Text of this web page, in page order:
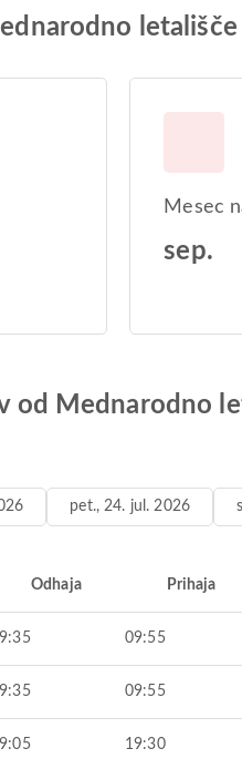
Mesec
sep.
od Mednarodno
pet., 24. jul. 2026
Odhaja Prihaja
09:55
09:55
19:30